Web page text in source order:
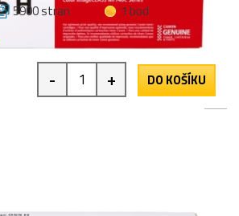
5900 stran
1 bod
- + DO KOŠÍKU